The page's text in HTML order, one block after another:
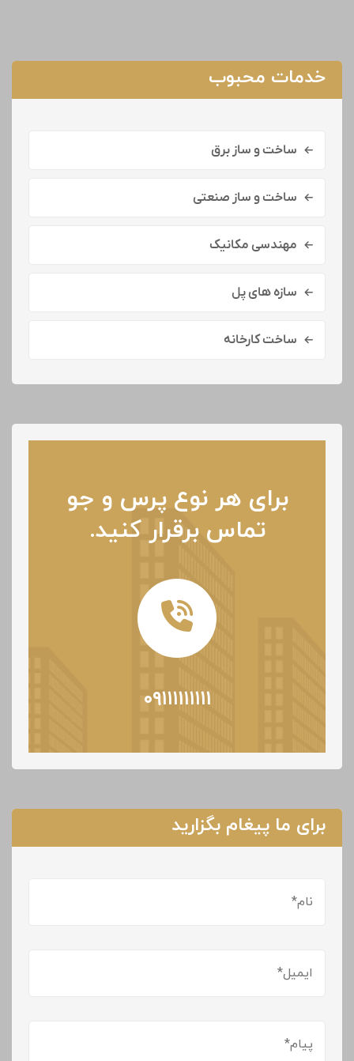
خدمات محبوب
ساخت و ساز برق
ساخت و ساز صنعتی
مهندسی مکانیک
سازه های پل
ساخت کارخانه
برای هر نوع پرس و جو
تماس برقرار کنید.
۰۹۱۱۱۱۱۱۱۱۱
برای ما پیغام بگزارید